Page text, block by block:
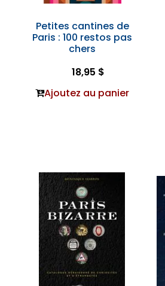
Petites cantines de
Paris : 100 restos pas
chers
18,95 $
Ajoutez au panier